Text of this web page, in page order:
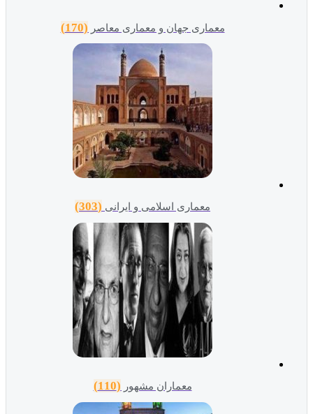
معماری جهان و معماری معاصر(170)
معماری اسلامی و ایرانی (303)
معماران مشهور (110)